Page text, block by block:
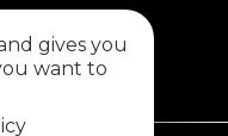
gives you
want to